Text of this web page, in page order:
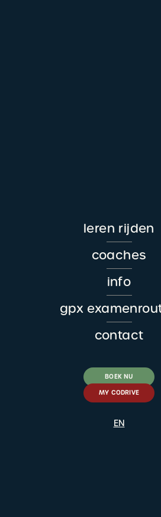
leren rijden
coaches
info
gpx
contact
BOEK NU
MY CODRIVE
EN